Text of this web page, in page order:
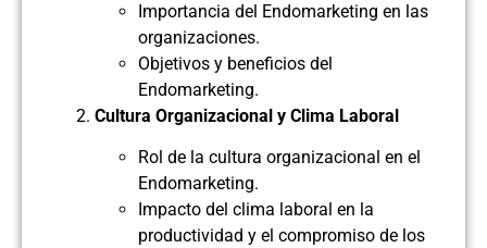
Importancia del Endomarketing en las
organizaciones.
Objetivos y beneficios del
Endomarketing.
Cultura Organizacional y Clima Laboral
Rol de la cultura organizacional en el
Endomarketing.
Impacto del clima laboral en la
productividad y el compromiso de los